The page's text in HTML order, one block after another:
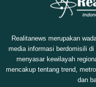
Realitanews merupakan
media informasi berdomisili
menyasar kewilayah
mencakup tentang trend,
dan